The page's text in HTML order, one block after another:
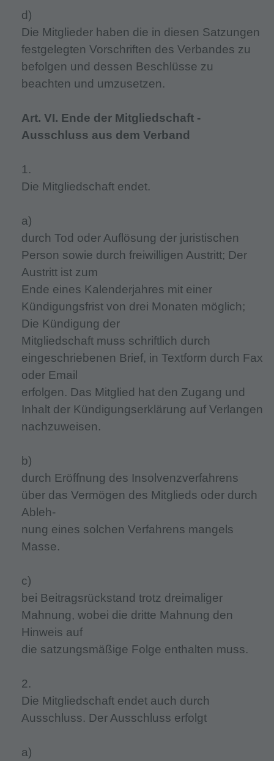
d)
Die Mitglieder haben die in diesen Satzungen
festgelegten Vorschriften des Verbandes zu
befolgen und dessen Beschlüsse zu
beachten und umzusetzen.
Art. VI. Ende der Mitgliedschaft -
Ausschluss aus dem Verband
1.
Die Mitgliedschaft endet.
a)
durch Tod oder Auflösung der juristischen
Person sowie durch freiwilligen Austritt; Der
Austritt ist zum
Ende eines Kalenderjahres mit einer
Kündigungsfrist von drei Monaten möglich;
Die Kündigung der
Mitgliedschaft muss schriftlich durch
eingeschriebenen Brief, in Textform durch Fax
oder Email
erfolgen. Das Mitglied hat den Zugang und
Inhalt der Kündigungserklärung auf Verlangen
nachzuweisen.
b)
durch Eröffnung des Insolvenzverfahrens
über das Vermögen des Mitglieds oder durch
Ableh-
nung eines solchen Verfahrens mangels
Masse.
c)
bei Beitragsrückstand trotz dreimaliger
Mahnung, wobei die dritte Mahnung den
Hinweis auf
die satzungsmäßige Folge enthalten muss.
2.
Die Mitgliedschaft endet auch durch
Ausschluss. Der Ausschluss erfolgt
a)